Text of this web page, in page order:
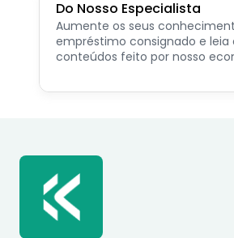
Do Nosso Especialista
Aumente os seus
empréstimo consignado e leia
conteúdos feito por nosso